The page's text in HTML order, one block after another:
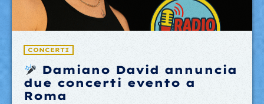
CONCERTI
Damiano David annuncia
due concerti evento a
Roma